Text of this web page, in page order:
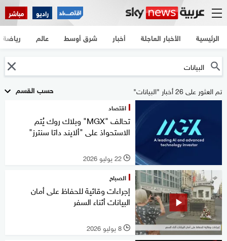
راديو مباشر
الرئيسية الأخبار العاجلة أخبار شرق أوسط عالم رياضة
حسب القسم تم العثور على 26 أخبار "البيانات"
اقتصاد
تحالف "MGX" وبلاك روك يُتم
الاستحواذ على "ألايند داتا سنترز"
l 22 يوليو 2026
الصباح
إجراءات وقائية للحفاظ على أمان
البيانات أثناء السفر
l 8 يوليو 2026